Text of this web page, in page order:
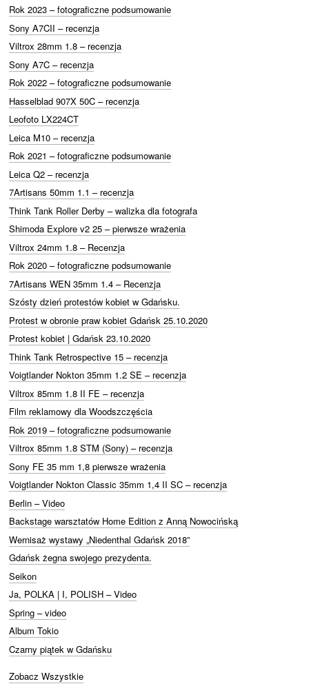
Rok 2023 – fotograficzne podsumowanie
Sony A7CII – recenzja
Viltrox 28mm 1.8 – recenzja
Sony A7C – recenzja
Rok 2022 – fotograficzne podsumowanie
Hasselblad 907X 50C – recenzja
Leofoto LX224CT
Leica M10 – recenzja
Rok 2021 – fotograficzne podsumowanie
Leica Q2 – recenzja
7Artisans 50mm 1.1 – recenzja
Think Tank Roller Derby – walizka dla fotografa
Shimoda Explore v2 25 – pierwsze wrażenia
Viltrox 24mm 1.8 – Recenzja
Rok 2020 – fotograficzne podsumowanie
7Artisans WEN 35mm 1.4 – Recenzja
Szósty dzień protestów kobiet w Gdańsku.
Protest w obronie praw kobiet Gdańsk 25.10.2020
Protest kobiet | Gdańsk 23.10.2020
Think Tank Retrospective 15 – recenzja
Voigtlander Nokton 35mm 1.2 SE – recenzja
Viltrox 85mm 1.8 II FE – recenzja
Film reklamowy dla Woodszczęścia
Rok 2019 – fotograficzne podsumowanie
Viltrox 85mm 1.8 STM (Sony) – recenzja
Sony FE 35 mm 1,8 pierwsze wrażenia
Voigtlander Nokton Classic 35mm 1,4 II SC – recenzja
Berlin – Video
Backstage warsztatów Home Edition z Anną Nowocińską
Wernisaż wystawy „Niedenthal Gdańsk 2018”
Gdańsk żegna swojego prezydenta.
Seikon
Ja, POLKA | I, POLISH – Video
Spring – video
Album Tokio
Czarny piątek w Gdańsku
Zobacz Wszystkie